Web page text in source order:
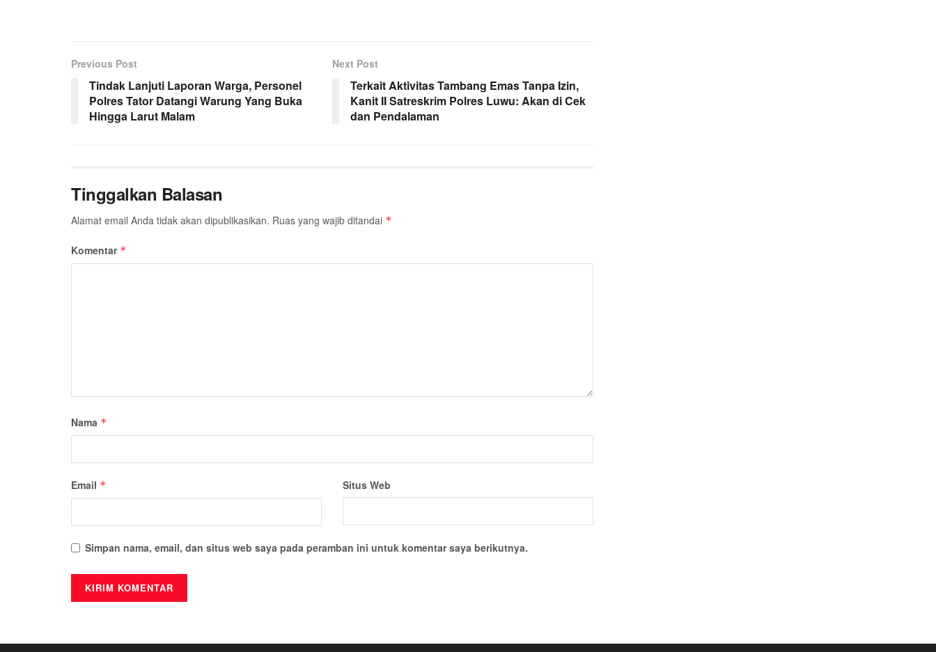
Previous Post
Tindak Lanjuti Laporan Warga, Personel
Polres Tator Datangi Warung Yang Buka
Hingga Larut Malam
Next Post
Terkait Aktivitas Tambang Emas Tanpa Izin,
Kanit II Satreskrim Polres Luwu: Akan di Cek
dan Pendalaman
Tinggalkan Balasan
Alamat email Anda tidak akan dipublikasikan. Ruas yang wajib ditandai *
Komentar *
Nama *
Email * Situs Web
Simpan nama, email, dan situs web saya pada peramban ini untuk komentar saya berikutnya.